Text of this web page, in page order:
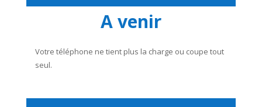
A venir
Votre téléphone ne tient plus la charge ou coupe tout
seul.